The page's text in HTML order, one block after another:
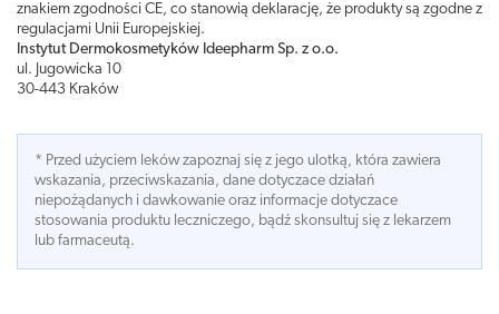
znakiem zgodności CE, co stanowią deklarację, że produkty są zgodne z
regulacjami Unii Europejskiej.
Instytut Dermokosmetyków Ideepharm Sp. z o.o.
ul. Jugowicka 10
30-443 Kraków
* Przed użyciem leków zapoznaj się z jego ulotką, która zawiera
wskazania, przeciwskazania, dane dotyczace działań
niepożądanych i dawkowanie oraz informacje dotyczace
stosowania produktu leczniczego, bądź skonsultuj się z lekarzem
lub farmaceutą.